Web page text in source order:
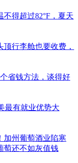
得超过82°F，夏天
行李舱也要收费，
省钱方法，谈得好
最有就业优势大
加州葡萄酒业陷寒
萄还不如灰值钱